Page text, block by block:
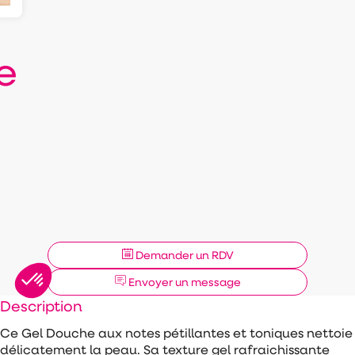
Demander un RDV
Envoyer un message
Description
Ce Gel Douche aux notes pétillantes et toniques nettoie
délicatement la peau. Sa texture gel rafraichissante